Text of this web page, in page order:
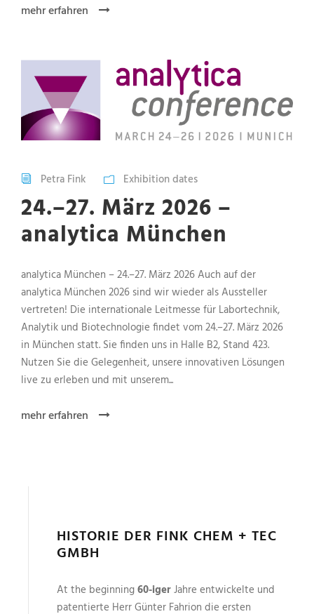
mehr erfahren
Petra Fink Exhibition dates
24.–27. März 2026 –
analytica München
analytica München – 24.–27. März 2026 Auch auf der
analytica München 2026 sind wir wieder als Aussteller
vertreten! Die internationale Leitmesse für Labortechnik,
Analytik und Biotechnologie findet vom 24.–27. März 2026
in München statt. Sie finden uns in Halle B2, Stand 423.
Nutzen Sie die Gelegenheit, unsere innovativen Lösungen
live zu erleben und mit unserem...
mehr erfahren
HISTORIE DER FINK CHEM + TEC
GMBH
At the beginning60-igerJahre entwickelte und
patentierte Herr Günter Fahrion die ersten